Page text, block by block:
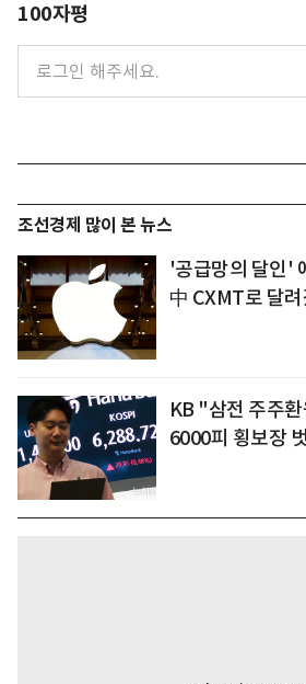
100자평
조선경제 많이 본 뉴스
'공급망의 달인'
中 CXMT로 달
KB "삼전 주주
6000피 횡보장